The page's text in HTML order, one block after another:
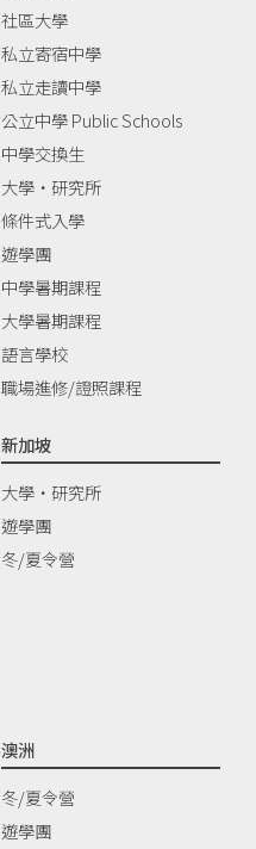
社區大學
私立寄宿中學
私立走讀中學
公立中學 Public Schools
中學交換生
大學‧研究所
條件式入學
遊學團
中學暑期課程
大學暑期課程
語言學校
職場進修/證照課程
新加坡
大學‧研究所
遊學團
冬/夏令營
澳洲
冬/夏令營
遊學團